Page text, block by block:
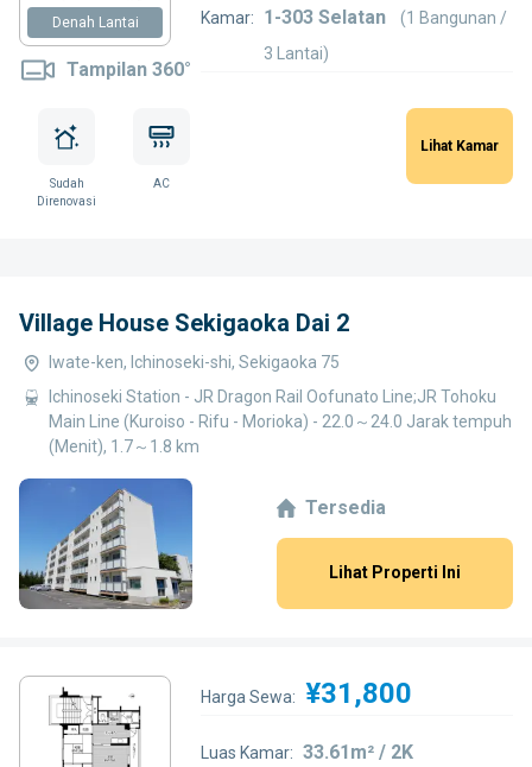
Denah Lantai
Tampilan 360°
Kamar: 1-303 Selatan
(1 Bangunan /
3 Lantai)
Sudah
Direnovasi
AC
Lihat Kamar
Village House Sekigaoka Dai 2
Iwate-ken, Ichinoseki-shi, Sekigaoka 75
Ichinoseki Station - JR Dragon Rail Oofunato Line;JR Tohoku
Main Line (Kuroiso - Rifu - Morioka) - 22.0～24.0 Jarak tempuh
(Menit), 1.7～1.8 km
Tersedia
Lihat Properti Ini
Harga Sewa: ¥31,800
Luas Kamar: 33.61m² / 2K